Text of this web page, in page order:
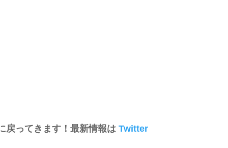
戻ってきます！最新情報はTwitter